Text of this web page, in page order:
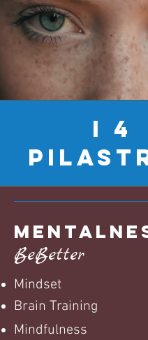
I 4
BeBetter
Mindset
Brain Training
Mindfulness